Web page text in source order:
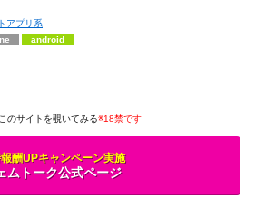
アプリ系
android
のサイトを覗いてみる※18禁です
酬UPキャンペーン実施
ムトーク公式ページ